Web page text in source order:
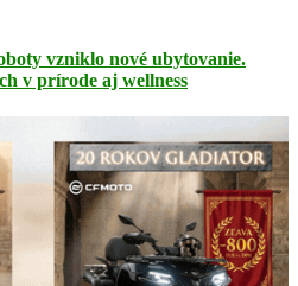
vzniklo nové ubytovanie.
v prírode aj wellness